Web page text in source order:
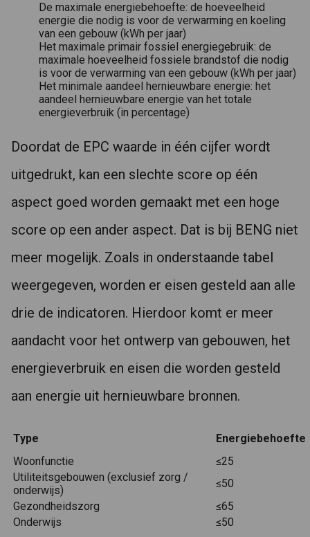
De maximale energiebehoefte: de hoeveelheid
energie die nodig is voor de verwarming en koeling
van een gebouw (kWh per jaar)
Het maximale primair fossiel energiegebruik: de
maximale hoeveelheid fossiele brandstof die nodig
is voor de verwarming van een gebouw (kWh per jaar)
Het minimale aandeel hernieuwbare energie: het
aandeel hernieuwbare energie van het totale
energieverbruik (in percentage)
Doordat de EPC waarde in één cijfer wordt
uitgedrukt, kan een slechte score op één
aspect goed worden gemaakt met een hoge
score op een ander aspect. Dat is bij BENG niet
meer mogelijk. Zoals in onderstaande tabel
weergegeven, worden er eisen gesteld aan alle
drie de indicatoren. Hierdoor komt er meer
aandacht voor het ontwerp van gebouwen, het
energieverbruik en eisen die worden gesteld
aan energie uit hernieuwbare bronnen.
Type
Energiebehoefte
Woonfunctie
≤25
Utiliteitsgebouwen (exclusief zorg /
onderwijs)
≤50
Gezondheidszorg
≤65
Onderwijs
≤50